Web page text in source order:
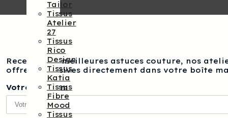
Tailor
Tissus
Atelier
27
Tissus
Rico
Design
Tissus
Katia
Tissus
Fibre
Mood
Tissus
Recevez nos meilleures astuces couture, nos
offres exclusives directement dans votre boîte
Votre prénom